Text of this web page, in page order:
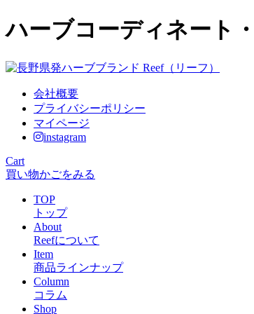
ハーブコーディネート
会社概要
プライバシーポリシー
マイページ
instagram
Cart
買い物かごをみる
TOP
トップ
About
Reefについて
Item
商品ラインナップ
Column
コラム
Shop